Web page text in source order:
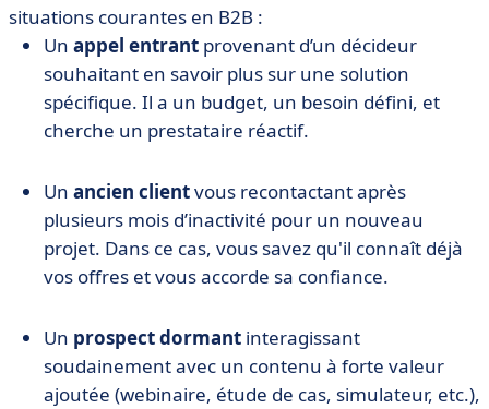
situations courantes en B2B :
Un appel entrant provenant d’un décideur
souhaitant en savoir plus sur une solution
spécifique. Il a un budget, un besoin défini, et
cherche un prestataire réactif.
Un ancien clientvous recontactant après
plusieurs mois d’inactivité pour un nouveau
projet. Dans ce cas, vous savez qu'il connaît déjà
vos offres et vous accorde sa confiance.
Un prospect dormant interagissant
soudainement avec un contenu à forte valeur
ajoutée (webinaire, étude de cas, simulateur, etc.),